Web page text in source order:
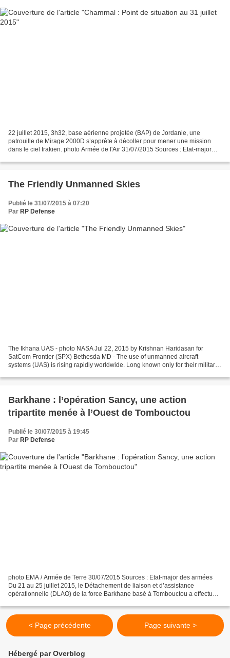
22 juillet 2015, 3h32, base aérienne projetée (BAP) de Jordanie, une
patrouille de Mirage 2000D s’apprête à décoller pour mener une mission
dans le ciel Irakien. photo Armée de l'Air 31/07/2015 Sources : Etat-major
The Friendly Unmanned Skies
Publié le 31/07/2015 à 07:20
Par RP Defense
The Ikhana UAS - photo NASA Jul 22, 2015 by Krishnan Haridasan for
SatCom Frontier (SPX) Bethesda MD - The use of unmanned aircraft
systems (UAS) is rising rapidly worldwide. Long known only for their military
Barkhane : l’opération Sancy, une action
tripartite menée à l’Ouest de Tombouctou
Publié le 30/07/2015 à 19:45
Par RP Defense
photo EMA / Armée de Terre 30/07/2015 Sources : Etat-major des armées
Du 21 au 25 juillet 2015, le Détachement de liaison et d’assistance
opérationnelle (DLAO) de la force Barkhane basé à Tombouctou a effectué
< Page précédente Page suivante >
Hébergé par Overblog